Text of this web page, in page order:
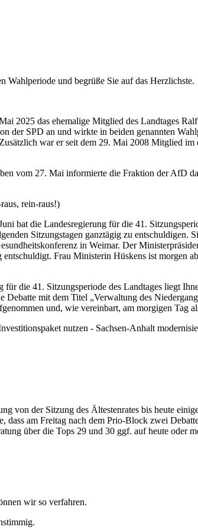
Wahlperiode und begrüße Sie auf das Herzlichste.
2025 das ehemalige Mitglied des Landtages
der SPD an und wirkte in beiden genannten
war er seit dem 29. Mai 2008 Mitglied im
vom 27. Mai informierte die Fraktion der AfD
rein-raus!)
bat die Landesregierung für die 41.
Sitzungstagen ganztägig zu
in Weimar. Der
Frau Ministerin Hüskens ist morgen
die 41. Sitzungsperiode des Landtages liegt
mit dem Titel „Verwaltung des
und, wie vereinbart, am morgigen Tag
nutzen - Sachsen-Anhalt
von der Sitzung des Ältestenrates bis heute
dass am Freitag nach dem Prio-Block zwei
über die Tops 29 und 30 ggf. auf heute oder
wir so verfahren.